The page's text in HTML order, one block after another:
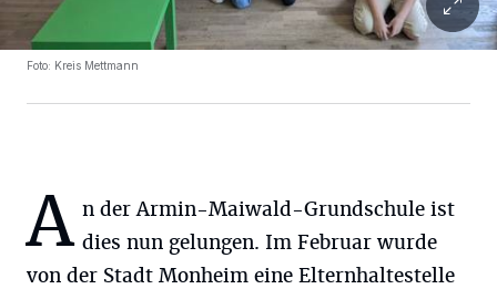
Foto: Kreis Mettmann
A n der Armin-Maiwald-Grundschule ist
dies nun gelungen. Im Februar wurde
von der Stadt Monheim eine Elternhaltestelle